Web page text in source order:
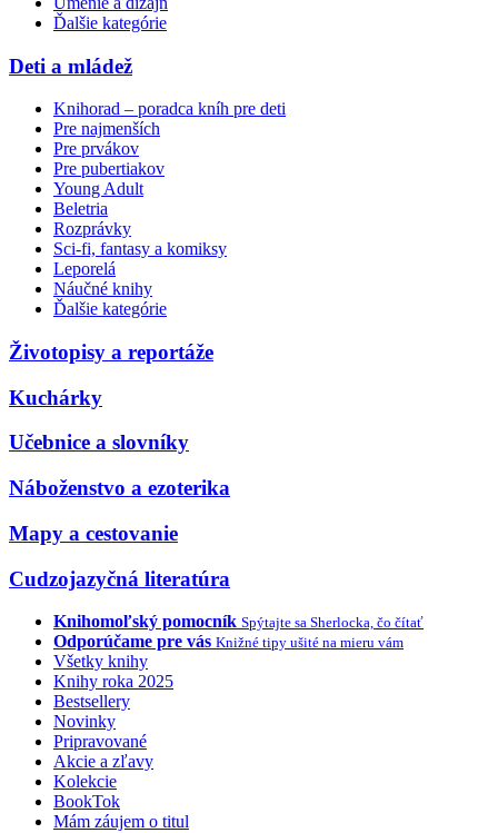
Ďalšie kategórie
Deti a mládež
Knihorad – poradca kníh pre deti
Pre najmenších
Pre prvákov
Pre pubertiakov
Young Adult
Beletria
Rozprávky
Sci-fi, fantasy a komiksy
Leporelá
Náučné knihy
Ďalšie kategórie
Životopisy a reportáže
Kuchárky
Učebnice a slovníky
Náboženstvo a ezoterika
Mapy a cestovanie
Cudzojazyčná literatúra
Knihomoľský pomocník Spýtajte sa Sherlocka, čo čítať
Odporúčame pre vás Knižné tipy ušité na mieru vám
Všetky knihy
Knihy roka 2025
Bestsellery
Novinky
Pripravované
Akcie a zľavy
Kolekcie
BookTok
Mám záujem o titul